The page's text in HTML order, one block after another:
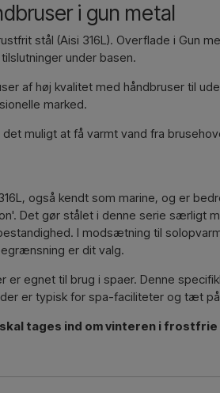
i gun metal
stål (Aisi 316L). Overflade i Gun
under basen.
af høj kvalitet med håndbruser til
marked.
muligt at få varmt vand fra
også kendt som marine, og er
Det gør stålet i denne serie særligt
I modsætning til
er dit valg.
er egnet til brug i spaer. Denne
er typisk for spa-faciliteter og tæt
tages ind om vinteren i